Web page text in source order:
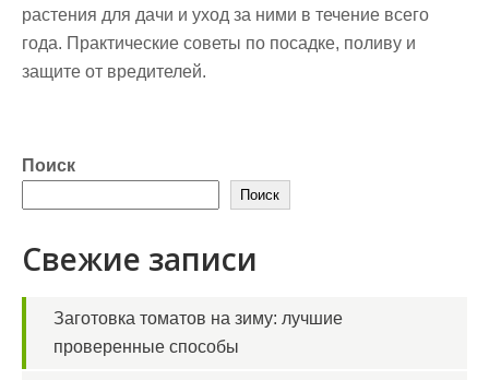
растения для дачи и уход за ними в течение всего
года. Практические советы по посадке, поливу и
защите от вредителей.
Поиск
Поиск
Свежие записи
Заготовка томатов на зиму: лучшие
проверенные способы